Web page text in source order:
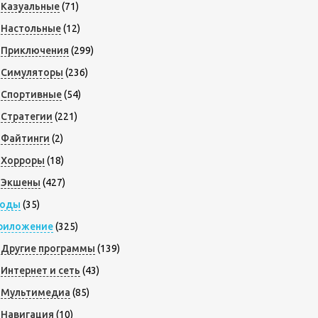
Казуальные(71)
Настольные(12)
Приключения (299)
Симуляторы (236)
Спортивные(54)
Стратегии (221)
Файтинги (2)
Хорроры (18)
Экшены (427)
(35)
(325)
Другие программы (139)
Интернет и сеть (43)
Мультимедиа (85)
Навигация (10)